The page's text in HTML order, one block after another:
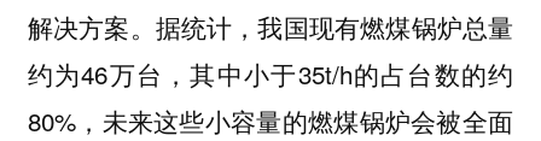
解决方案。据统计，我国现有燃煤锅炉总量
约为46万台，其中小于35t/h的占台数的约
80%，未来这些小容量的燃煤锅炉会被全面